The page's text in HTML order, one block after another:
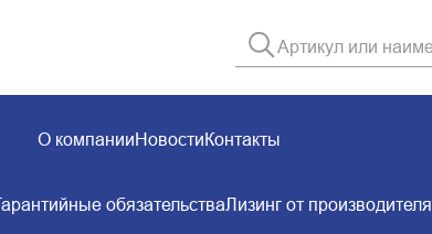
О компанииНовостиКонтакты
обязательстваЛизинг от производителя